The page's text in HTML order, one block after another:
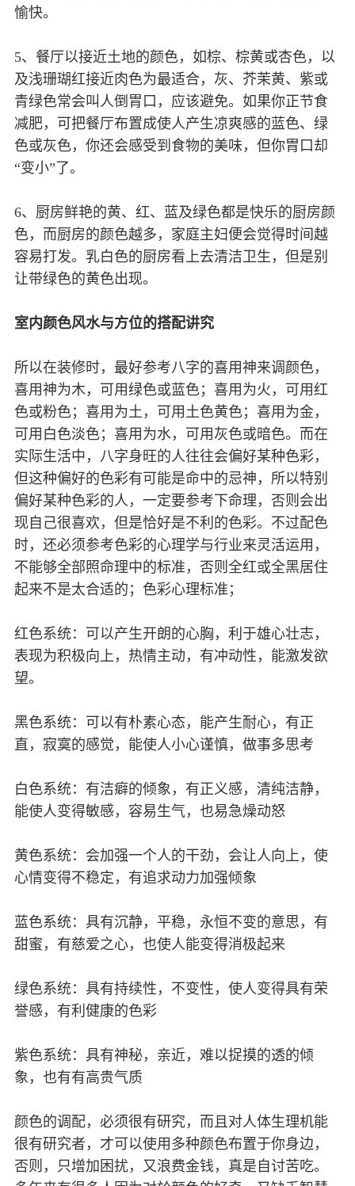
愉快。
5、餐厅以接近土地的颜色，如棕、棕黄或杏色，以
及浅珊瑚红接近肉色为最适合，灰、芥茉黄、紫或
青绿色常会叫人倒胃口，应该避免。如果你正节食
减肥，可把餐厅布置成使人产生凉爽感的蓝色、绿
色或灰色，你还会感受到食物的美味，但你胃口却
“变小”了。
6、厨房鲜艳的黄、红、蓝及绿色都是快乐的厨房颜
色，而厨房的颜色越多，家庭主妇便会觉得时间越
容易打发。乳白色的厨房看上去清洁卫生，但是别
让带绿色的黄色出现。
室内颜色风水与方位的搭配讲究
所以在装修时，最好参考八字的喜用神来调颜色，
喜用神为木，可用绿色或蓝色；喜用为火，可用红
色或粉色；喜用为土，可用土色黄色；喜用为金，
可用白色淡色；喜用为水，可用灰色或暗色。而在
实际生活中，八字身旺的人往往会偏好某种色彩，
但这种偏好的色彩有可能是命中的忌神，所以特别
偏好某种色彩的人，一定要参考下命理，否则会出
现自己很喜欢，但是恰好是不利的色彩。不过配色
时，还必须参考色彩的心理学与行业来灵活运用，
不能够全部照命理中的标准，否则全红或全黑居住
起来不是太合适的；色彩心理标准；
红色系统：可以产生开朗的心胸，利于雄心壮志，
表现为积极向上，热情主动，有冲动性，能激发欲
望。
黑色系统：可以有朴素心态，能产生耐心，有正
直，寂寞的感觉，能使人小心谨慎，做事多思考
白色系统：有洁癖的倾象，有正义感，清纯洁静，
能使人变得敏感，容易生气，也易急燥动怒
黄色系统：会加强一个人的干劲，会让人向上，使
心情变得不稳定，有追求动力加强倾象
蓝色系统：具有沉静，平稳，永恒不变的意思，有
甜蜜，有慈爱之心，也使人能变得消极起来
绿色系统：具有持续性，不变性，使人变得具有荣
誉感，有利健康的色彩
紫色系统：具有神秘，亲近，难以捉摸的透的倾
象，也有有高贵气质
颜色的调配，必须很有研究，而且对人体生理机能
很有研究者，才可以使用多种颜色布置于你身边，
否则，只增加困扰，又浪费金钱，真是自讨苦吃。